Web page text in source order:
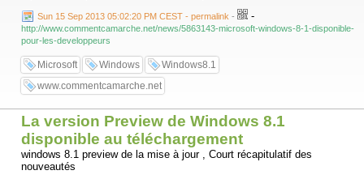
Sun 15 Sep 2013 05:02:20 PM CEST - permalink - -
http://www.commentcamarche.net/news/5863143-microsoft-windows-8-1-disponible-
pour-les-developpeurs
Microsoft Windows
Windows8.1
www.commentcamarche.net
La version Preview de Windows 8.1
disponible au téléchargement
windows 8.1 preview de la mise à jour , Court récapitulatif des
nouveautés